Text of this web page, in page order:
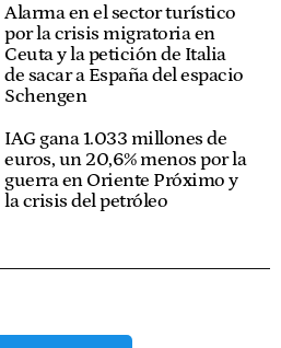
Alarma en el sector turístico
por la crisis migratoria en
Ceuta y la petición de Italia
de sacar a España del espacio
Schengen
IAG gana 1.033 millones de
euros, un 20,6% menos por la
guerra en Oriente Próximo y
la crisis del petróleo